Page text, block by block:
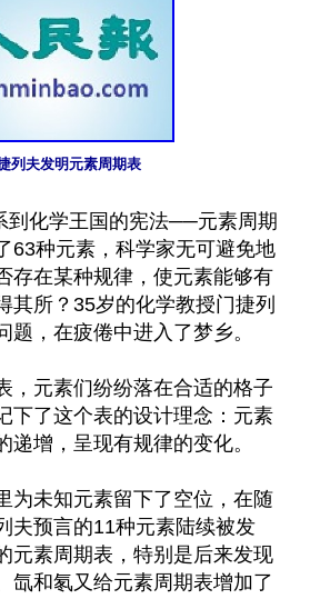
列夫发明元素周期表
到化学王国的宪法──元素周期
63种元素，科学家无可避免地
存在某种规律，使元素能够有
其所？35岁的化学教授门捷列
题，在疲倦中进入了梦乡。
，元素们纷纷落在合适的格子
下了这个表的设计理念：元素
递增，呈现有规律的变化。
为未知元素留下了空位，在随
夫预言的11种元素陆续被发
元素周期表，特别是后来发现
氙和氡又给元素周期表增加了